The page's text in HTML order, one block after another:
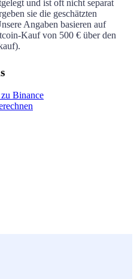
und ist oft nicht separat
sie die geschätzten
Angaben basieren auf
Kauf von 500 € über den
Binance